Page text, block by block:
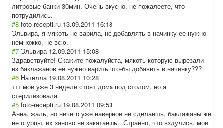
литровые банки 30мин. Очень вкусно, не пожалеете, что
потрудились.
#8 foto-recepti.ru 13.09.2011 16:18
Эльвира, я мякоть не варила, но добавлять в начинку ее нужно
немножко, не всю.
#7 Эльвира 12.09.2011 15:08
Здравствуйте! Скажите пожалуйста, мякоть которую вырезали
из баклажанов ее нужно варить что-бы добавить в начинку???
#6 Нателла 19.08.2011 10:28
ттт мои уже 3 недели стоят дома под столом, но я
стерилизовала.
#5 foto-recepti.ru 19.08.2011 09:53
Анна, жаль, но ничего уже наверное не сделаешь, баклажаны же
не огурцы, их заново не закатаешь...Странно, что вздулись, мои